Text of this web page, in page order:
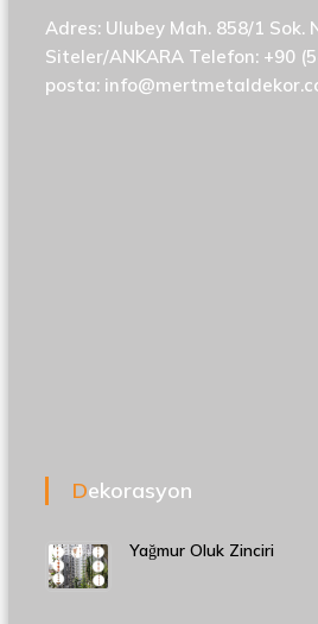
Adres: Ulubey Mah. 858/1 Sok.
Siteler/ANKARA Telefon: +90
posta:
Dekorasyon
Yağmur Oluk Zinciri